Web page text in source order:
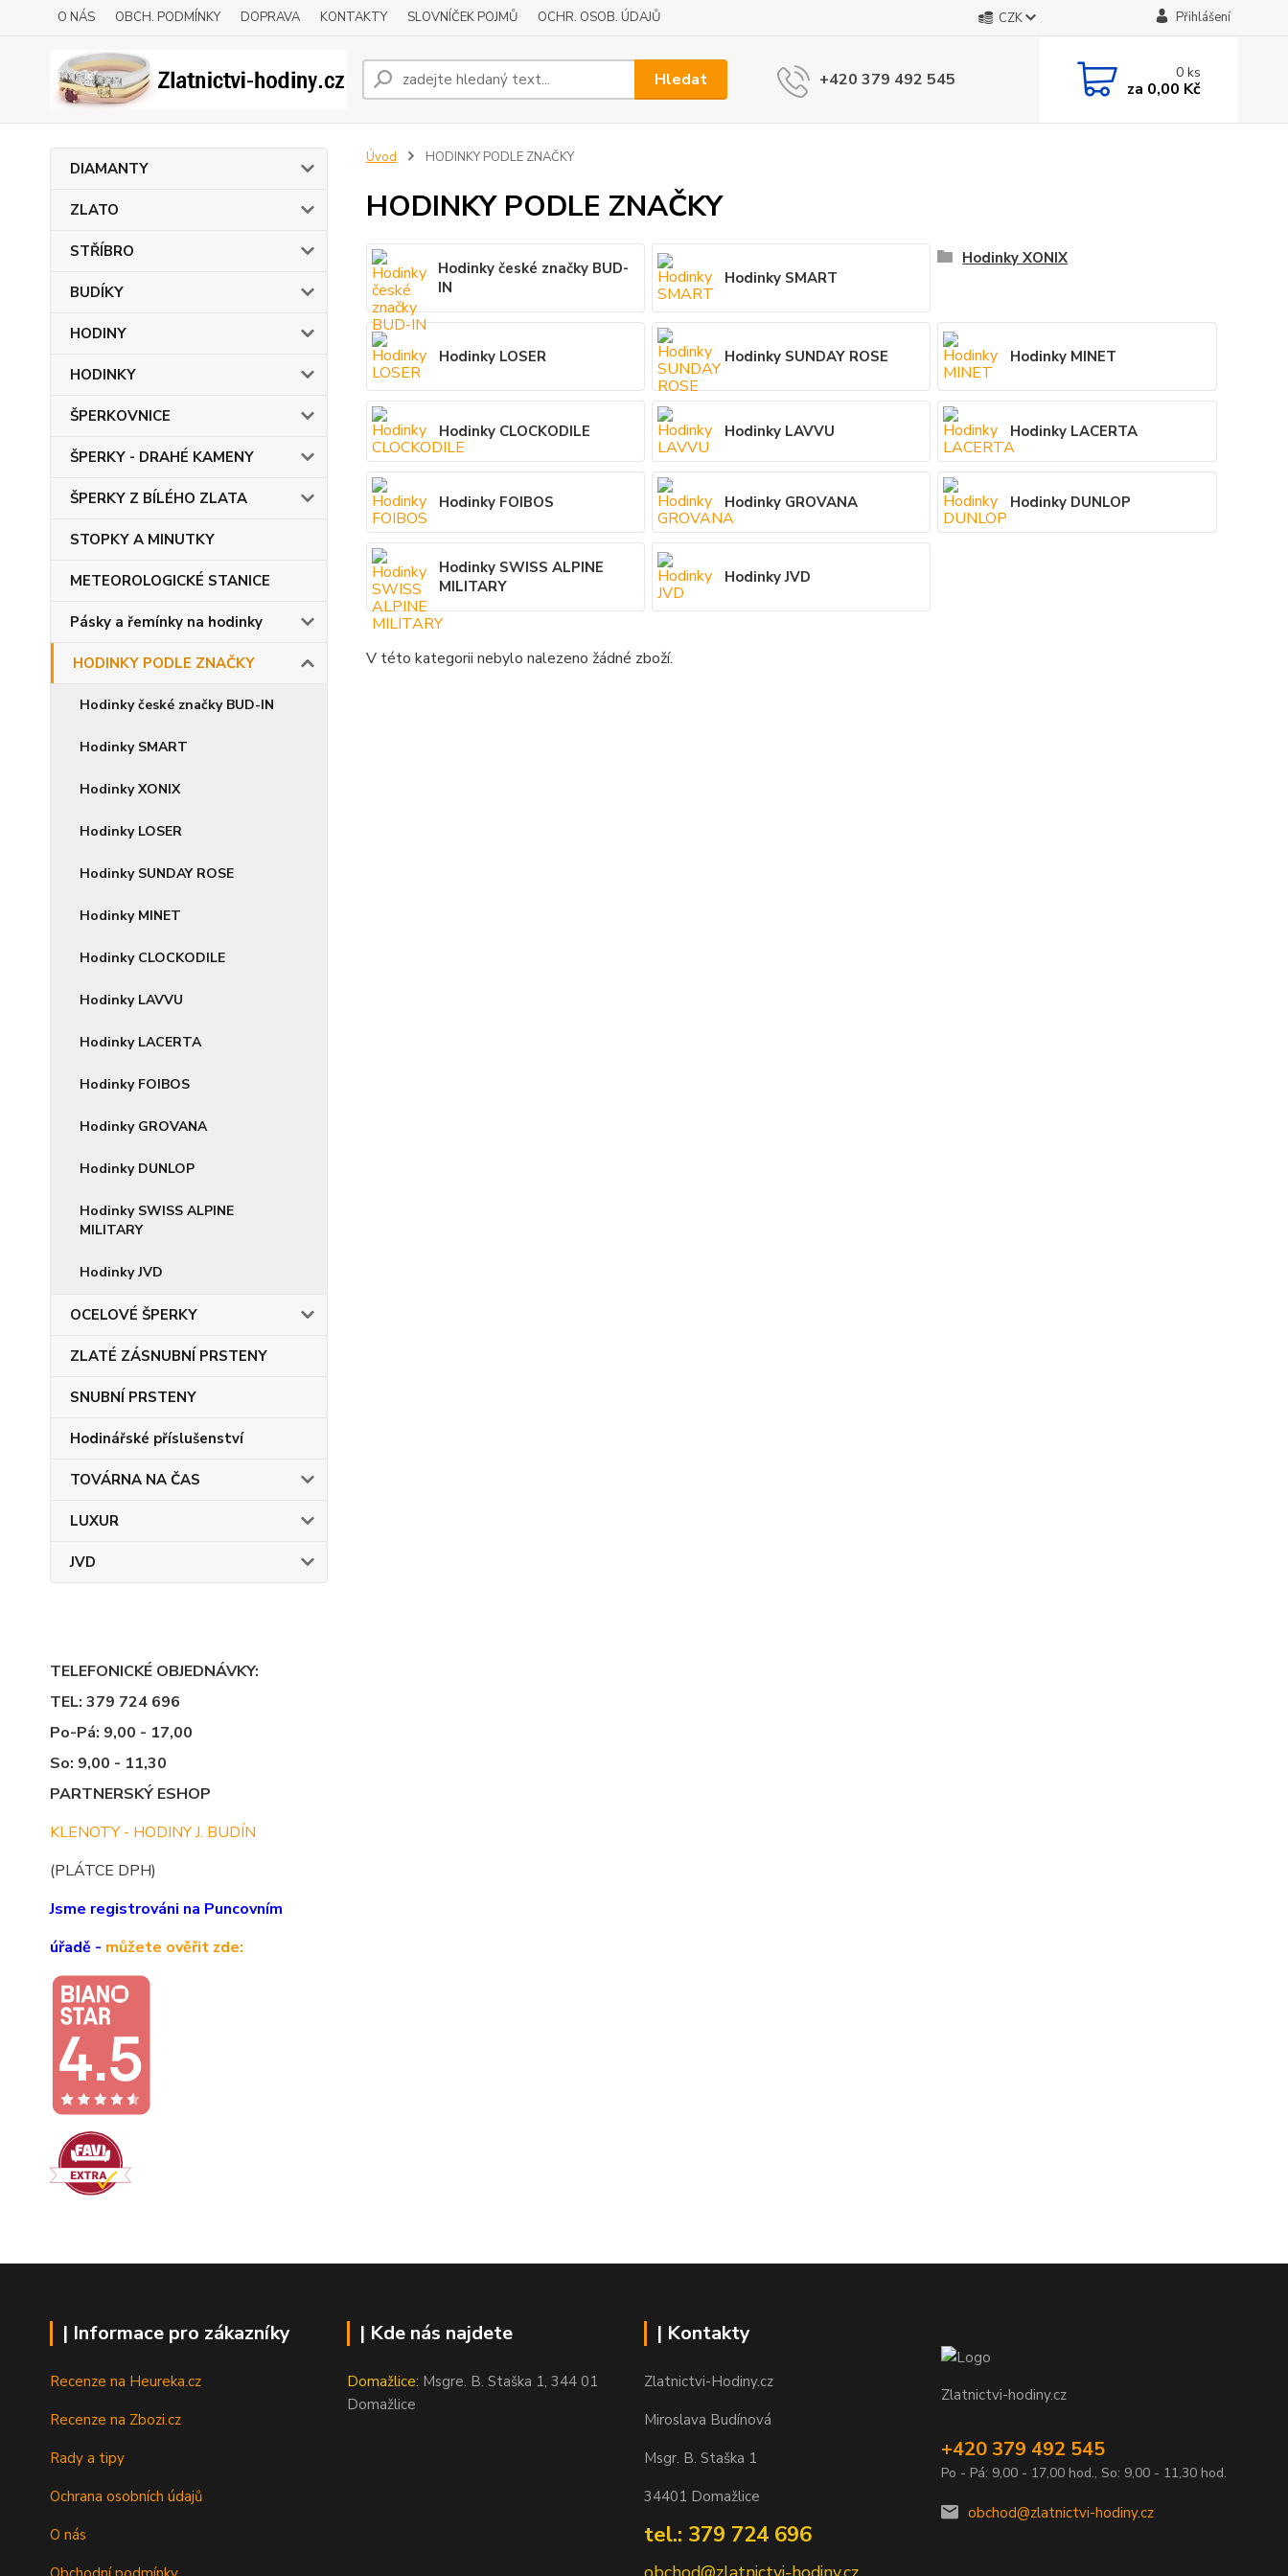
O NÁS OBCH. PODMÍNKY DOPRAVA KONTAKTY SLOVNÍČEK POJMŮ OCHR. OSOB. ÚDAJŮ CZK Přihlášení
Hledat +420 379 492 545 0ks
za 0,00 Kč
DIAMANTY
ZLATO
STŘÍBRO
BUDÍKY
HODINY
HODINKY
ŠPERKOVNICE
ŠPERKY - DRAHÉ KAMENY
ŠPERKY Z BÍLÉHO ZLATA
STOPKY A MINUTKY
METEOROLOGICKÉ STANICE
Pásky a řemínky na hodinky
HODINKY PODLE ZNAČKY
Hodinky české značky BUD-IN
Hodinky SMART
Hodinky XONIX
Hodinky LOSER
Hodinky SUNDAY ROSE
Hodinky MINET
Hodinky CLOCKODILE
Hodinky LAVVU
Hodinky LACERTA
Hodinky FOIBOS
Hodinky GROVANA
Hodinky DUNLOP
Hodinky SWISS ALPINE
MILITARY
Hodinky JVD
OCELOVÉ ŠPERKY
ZLATÉ ZÁSNUBNÍ PRSTENY
SNUBNÍ PRSTENY
Hodinářské příslušenství
TOVÁRNA NA ČAS
LUXUR
JVD
TELEFONICKÉ OBJEDNÁVKY:
TEL: 379 724 696
Po-Pá: 9,00 - 17,00
So: 9,00 - 11,30
PARTNERSKÝ ESHOP
KLENOTY - HODINY J. BUDÍN
(PLÁTCE DPH)
Jsme registrováni na Puncovním
úřadě - můžete ověřit zde:
Úvod HODINKY PODLE ZNAČKY
HODINKY PODLE ZNAČKY
Hodinky české značky BUD-
IN
Hodinky SMART
Hodinky XONIX
Hodinky LOSER Hodinky SUNDAY ROSE Hodinky MINET
Hodinky CLOCKODILE Hodinky LAVVU Hodinky LACERTA
Hodinky FOIBOS Hodinky GROVANA Hodinky DUNLOP
Hodinky SWISS ALPINE
MILITARY
Hodinky JVD
V této kategorii nebylo nalezeno žádné zboží.
| Informace pro zákazníky
Recenze na Heureka.cz
Recenze na Zbozi.cz
Rady a tipy
Ochrana osobních údajů
O nás
| Kde nás najdete
Domažlice: Msgre. B. Staška 1, 344 01
Domažlice
| Kontakty
Zlatnictvi-Hodiny.cz
Miroslava Budínová
Msgr. B. Staška 1
34401 Domažlice
tel.: 379 724 696
Zlatnictvi-hodiny.cz
+420 379 492 545
Po - Pá: 9,00 - 17,00 hod., So: 9,00 - 11,30 hod.
obchod@zlatnictvi-hodiny.cz